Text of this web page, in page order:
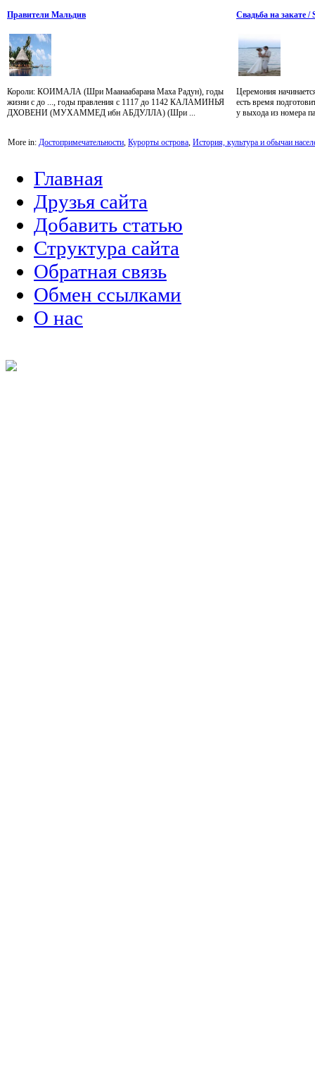
Правители Мальдив
Короли: КОИМАЛА (Шри Маанаабарана Маха Радун), годы
жизни с до ..., годы правления с 1117 до 1142 КАЛАМИНЬЯ
ДХОВЕНИ (МУХАММЕД ибн АБДУЛЛА) (Шри ...
Свадьба на закате /
Церемония
есть время
у выхода из номера
More in: Достопримечательности, Курорты острова, История, культура и обычаи
Главная
Друзья сайта
Добавить статью
Структура сайта
Обратная связь
Обмен ссылками
О нас